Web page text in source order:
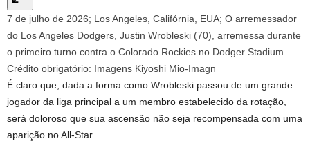
7 de julho de 2026; Los Angeles, Califórnia, EUA; O arremessador
do Los Angeles Dodgers, Justin Wrobleski (70), arremessa durante
o primeiro turno contra o Colorado Rockies no Dodger Stadium.
Crédito obrigatório: Imagens Kiyoshi Mio-Imagn
É claro que, dada a forma como Wrobleski passou de um grande
jogador da liga principal a um membro estabelecido da rotação,
será doloroso que sua ascensão não seja recompensada com uma
aparição no All-Star.